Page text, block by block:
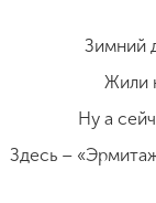
Зимний
Жили
Ну а
Здесь –